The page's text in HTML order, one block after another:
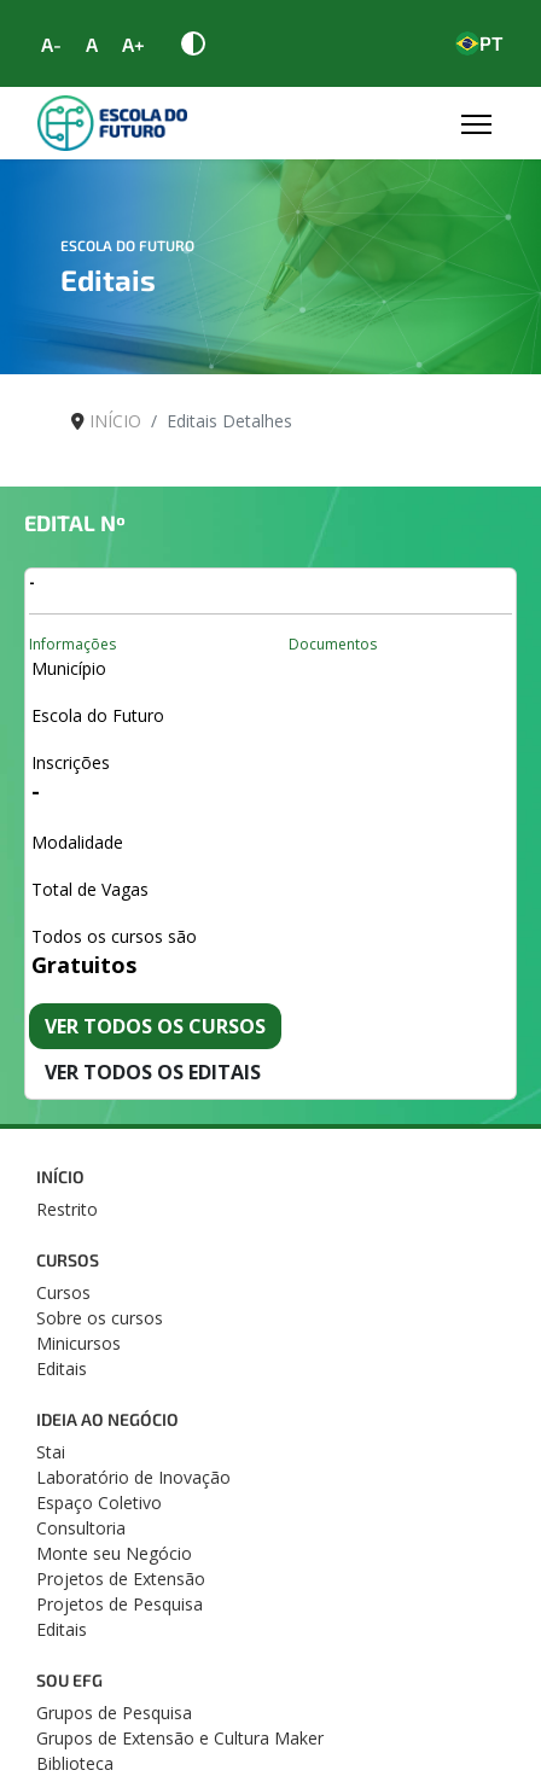
A- A A+ PT
ESCOLA DO FUTURO
Editais
INÍCIO Editais Detalhes
EDITAL Nº
-
Informações Documentos
Município
Escola do Futuro
Inscrições
-
Modalidade
Total de Vagas
Todos os cursos são
Gratuitos
VER TODOS OS CURSOS
VER TODOS OS EDITAIS
INÍCIO
Restrito
CURSOS
Cursos
Sobre os cursos
Minicursos
Editais
IDEIA AO NEGÓCIO
Stai
Laboratório de Inovação
Espaço Coletivo
Consultoria
Monte seu Negócio
Projetos de Extensão
Projetos de Pesquisa
Editais
SOU EFG
Grupos de Pesquisa
Grupos de Extensão e Cultura Maker
Biblioteca